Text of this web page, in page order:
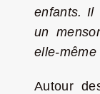
enfants. Il
un
elle-même
Autour